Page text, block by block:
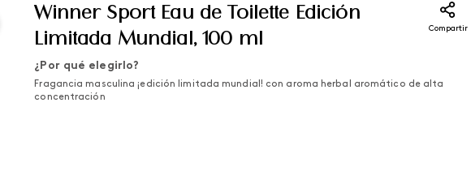
Winner Sport Eau de Toilette Edición
Limitada Mundial, 100 ml
Compartir
¿Por qué elegirlo?
Fragancia masculina ¡edición limitada mundial! con aroma herbal aromático de alta
concentración